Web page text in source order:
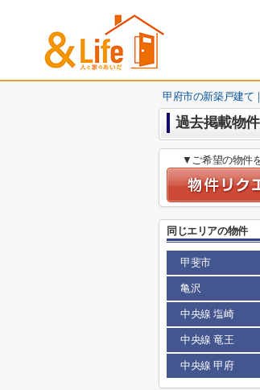
甲府市の新築戸建て
過去掲載物
▼ご希望の物件
同じエリアの物件
甲斐市
亀沢
中央線 塩崎
中央線 竜王
中央線 甲府